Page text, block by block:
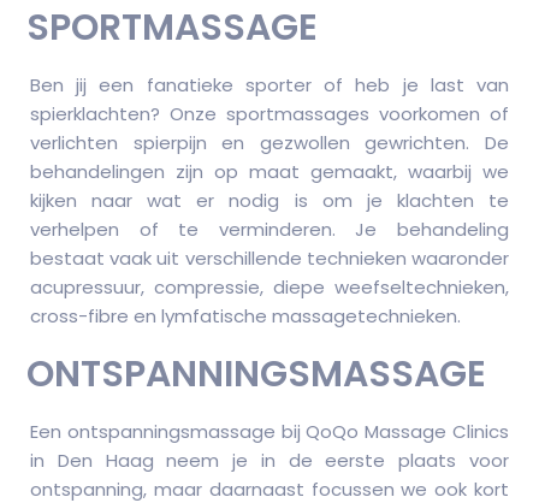
SPORTMASSAGE
Ben jij een fanatieke sporter of heb je last van
spierklachten? Onze sportmassages voorkomen of
verlichten spierpijn en gezwollen gewrichten. De
behandelingen zijn op maat gemaakt, waarbij we
kijken naar wat er nodig is om je klachten te
verhelpen of te verminderen. Je behandeling
bestaat vaak uit verschillende technieken waaronder
acupressuur, compressie, diepe weefseltechnieken,
cross-fibre en lymfatische massagetechnieken.
ONTSPANNINGSMASSAGE
Een ontspanningsmassage bij QoQo Massage Clinics
in Den Haag neem je in de eerste plaats voor
ontspanning, maar daarnaast focussen we ook kort